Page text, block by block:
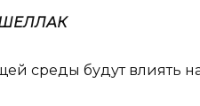
среды будут влиять на